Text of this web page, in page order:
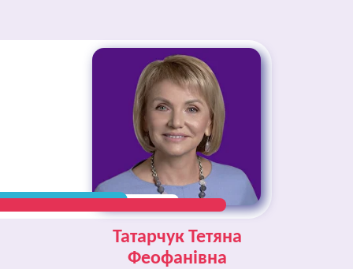
Татарчук Тетяна
Феофанівна